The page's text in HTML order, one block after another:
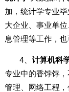
加，统计学专业
大企业、事业单
息管理等工作，
4、 计算机科
专业中的香饽饽
管理、网络工程